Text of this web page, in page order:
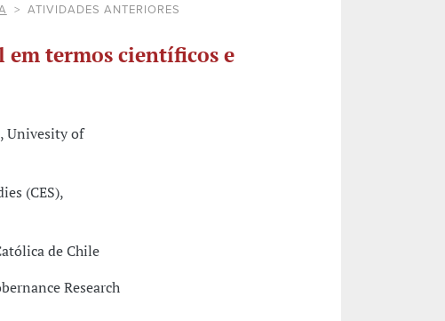
ATIVIDADES ANTERIORES
termos científicos e
Univesity of
(CES),
de Chile
Research